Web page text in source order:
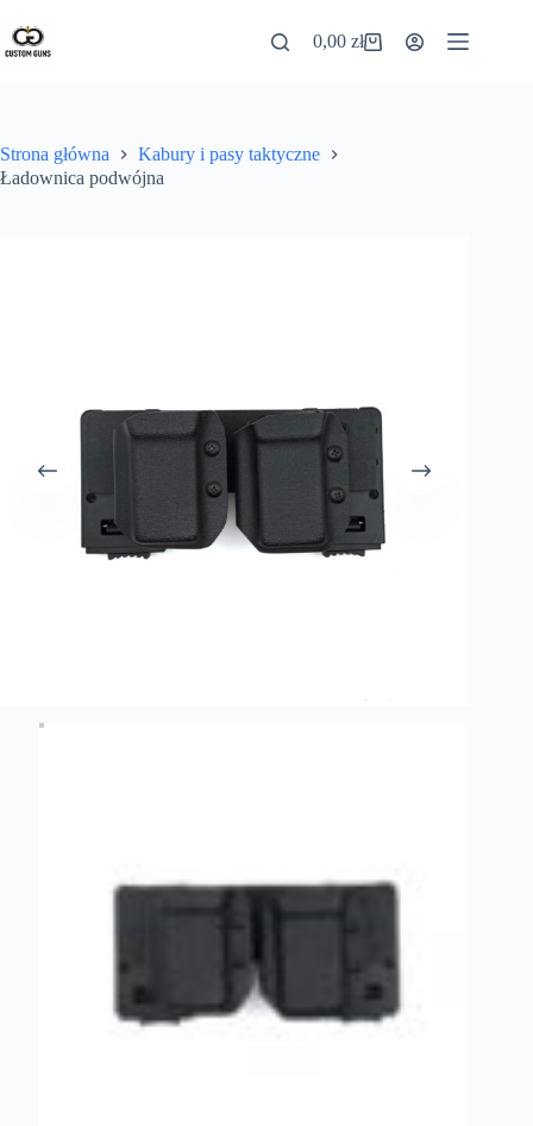
0,00zł
Strona główna
Kabury i pasy taktyczne
Ładownica podwójna